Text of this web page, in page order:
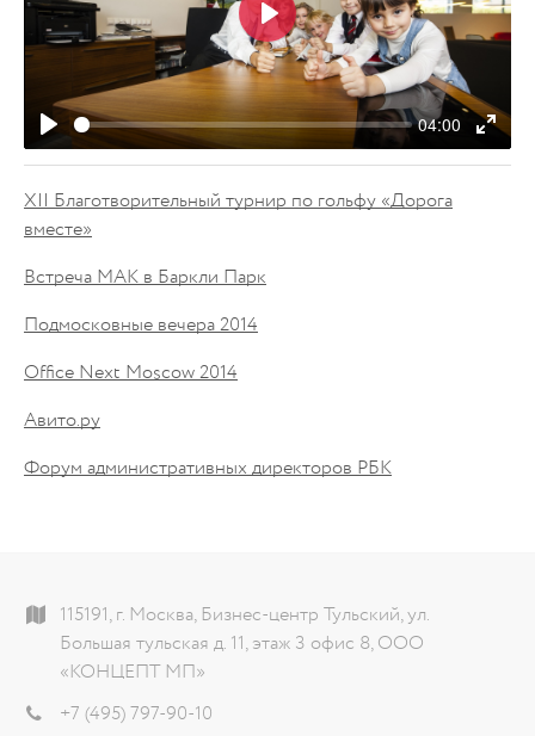
Play
04:00
Enter
Play
XII Благотворительный турнир по гольфу «Дорога
вместе»
Встреча МАК в Баркли Парк
Подмосковные вечера 2014
Office Next Moscow 2014
Авито.ру
Форум административных директоров РБК
115191, г. Москва, Бизнес-центр Тульский, ул.
Большая тульская д. 11, этаж 3 офис 8, ООО
«КОНЦЕПТ МП»
+7 (495) 797-90-10